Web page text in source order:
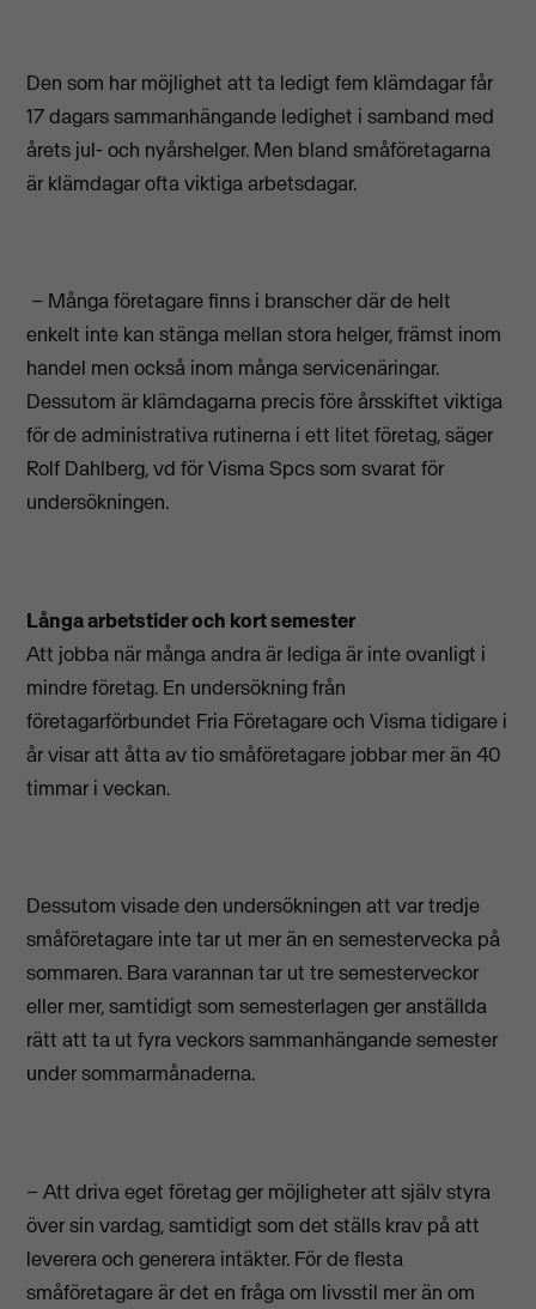
Den som har möjlighet att ta ledigt fem klämdagar får
17 dagars sammanhängande ledighet i samband med
årets jul- och nyårshelger. Men bland småföretagarna
är klämdagar ofta viktiga arbetsdagar.
– Många företagare finns i branscher där de helt
enkelt inte kan stänga mellan stora helger, främst inom
handel men också inom många servicenäringar.
Dessutom är klämdagarna precis före årsskiftet viktiga
för de administrativa rutinerna i ett litet företag, säger
Rolf Dahlberg, vd för Visma Spcs som svarat för
undersökningen.
Långa arbetstider och kort semester
Att jobba när många andra är lediga är inte ovanligt i
mindre företag. En undersökning från
företagarförbundet Fria Företagare och Visma tidigare i
år visar att åtta av tio småföretagare jobbar mer än 40
timmar i veckan.
Dessutom visade den undersökningen att var tredje
småföretagare inte tar ut mer än en semestervecka på
sommaren. Bara varannan tar ut tre semesterveckor
eller mer, samtidigt som semesterlagen ger anställda
rätt att ta ut fyra veckors sammanhängande semester
under sommarmånaderna.
– Att driva eget företag ger möjligheter att själv styra
över sin vardag, samtidigt som det ställs krav på att
leverera och generera intäkter. För de flesta
småföretagare är det en fråga om livsstil mer än om